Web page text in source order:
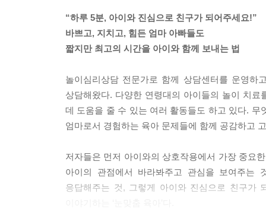
“저는 남편이 아이랑 놀아주는 방식이 마음에 안
엄마와 아빠는 각자 자라온 환경이 다른 만큼 놀
식은 불편할 수 있어요. 중요한 것은 부부 간의 의
다양한 이유들이 있을 것입니다. 그 이유들이 무
--- p.49
아이와 게임을 하다가 내 아이에게서 옳지 못한
속상한 아이의 화만 키울 뿐이지요. 때론 어떤 아
지요. 이쯤 되면 즐겁자고 한 게임이 냉랭한 분위
“하루 5분, 아이와 진심으로 친구가 되어주세요!”
바쁘고, 지치고, 힘든 엄마 아빠들도
짧지만 최고의 시간을 아이와 함께 보내는 법
놀이심리상담 전문가로 함께 상담센터를 운영
상담해왔다. 다양한 연령대의 아이들의 놀이 치
데 도움을 줄 수 있는 여러 활동들도 하고 있다.
엄마로서 경험하는 육아 문제들에 함께 공감하고
저자들은 먼저 아이와의 상호작용에서 가장 중요
아이의 관점에서 바라봐주고 관심을 보여주는
응답해주는 것, 그렇게 아이와 진심으로 친구가